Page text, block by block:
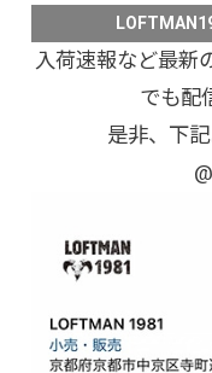
入荷速報など最新
でも配
是非、下